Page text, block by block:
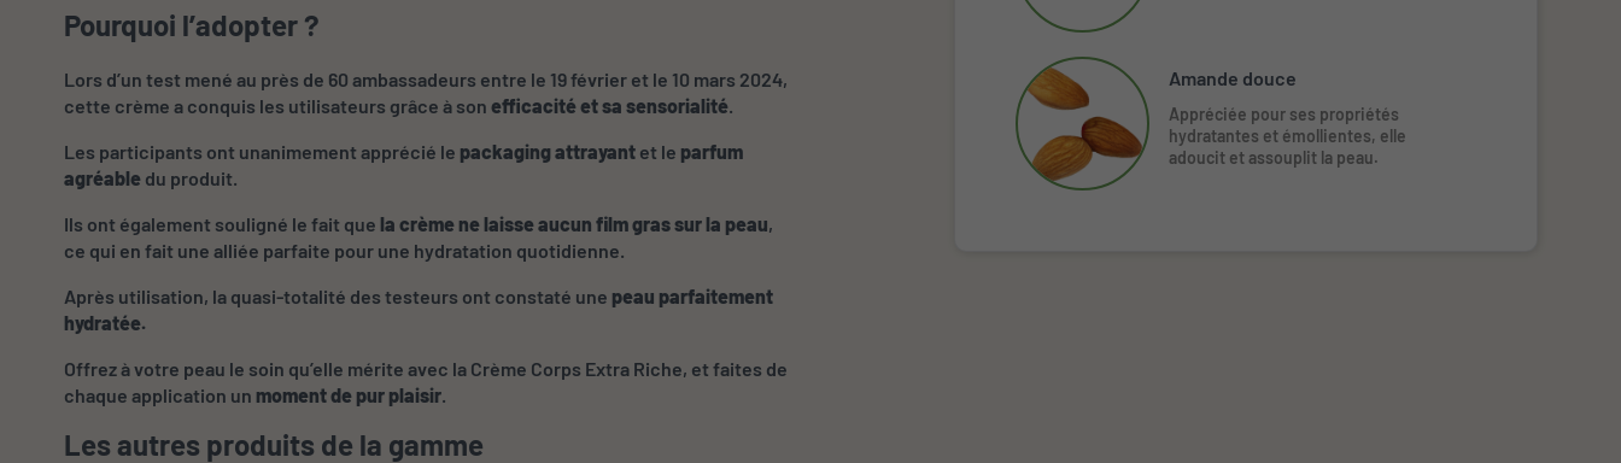
Pourquoi l’adopter ?
Lors d’un test mené au près de 60 ambassadeurs entre le 19 février et le 10 mars 2024,
cette crème a conquis les utilisateurs grâce à son efficacité et sa sensorialité.
Les participants ont unanimement apprécié le packaging attrayantet le parfum
agréabledu produit.
Ils ont également souligné le fait que la crème ne laisse aucun film gras sur la peau,
ce qui en fait une alliée parfaite pour une hydratation quotidienne.
Après utilisation, la quasi-totalité des testeurs ont constaté une peau parfaitement
hydratée.
Offrez à votre peau le soin qu’elle mérite avec la Crème Corps Extra Riche, et faites de
chaque application un moment de pur plaisir.
Les autres produits de la gamme
Amande douce
Appréciée pour ses propriétés
hydratantes et émollientes, elle
adoucit et assouplit la peau.